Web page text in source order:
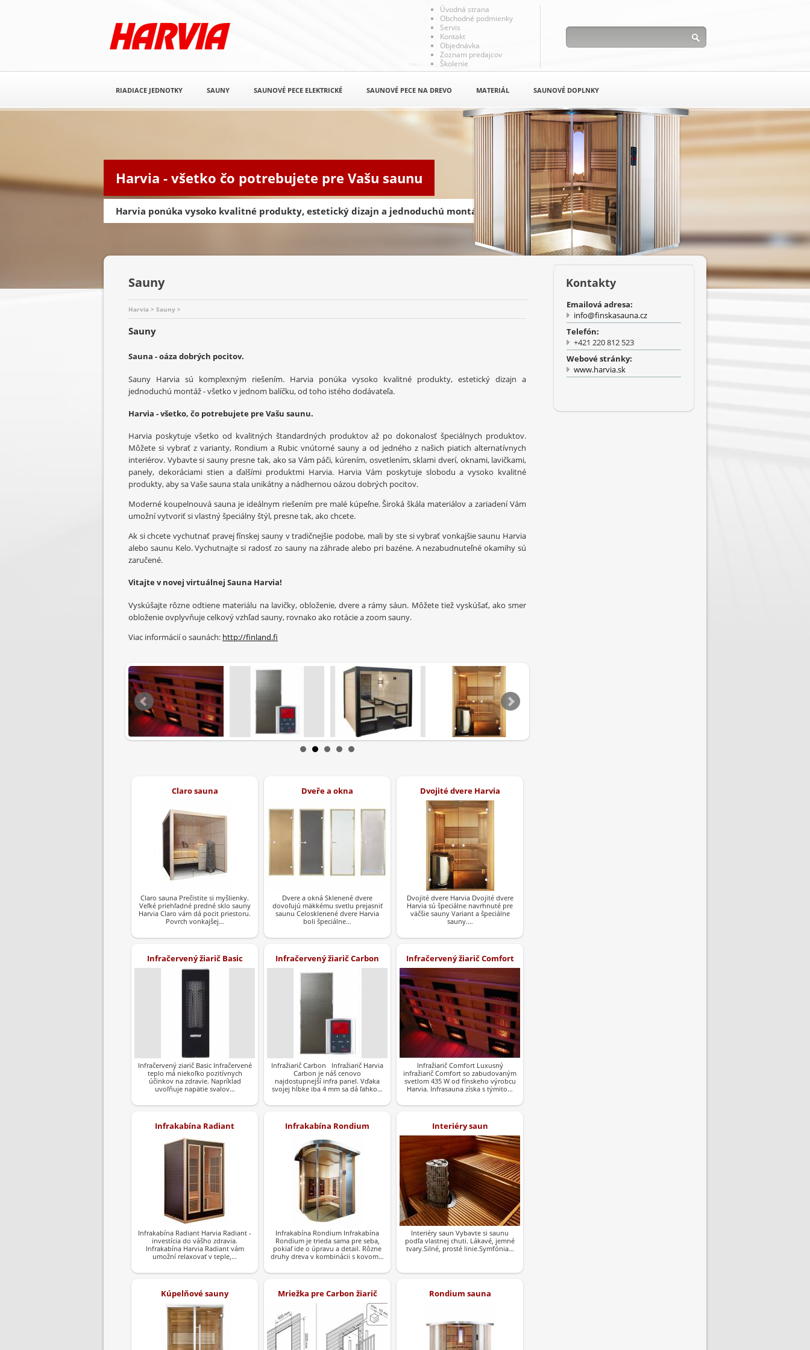
Harvia - všetko čo potrebujete pre Vašu saunu
Harvia ponúka vysoko kvalitné produkty, estetický dizajn a jednoduchú montáž
Úvodná strana
Obchodné podmienky
Servis
Kontakt
Objednávka
Zoznam predajcov
Školenie
RIADIACE JEDNOTKY SAUNY SAUNOVÉ PECE ELEKTRICKÉ SAUNOVÉ PECE NA DREVO MATERIÁL SAUNOVÉ DOPLNKY
Sauny
Harvia > Sauny >
Sauny
Sauna -oáza dobrých pocitov.
Sauny Harvia sú komplexným riešením. Harvia ponúka vysoko kvalitné produkty, estetický dizajn a
jednoduchú montáž -všetko v jednom balíčku,od toho istého dodávateľa.
Harvia - všetko, čo potrebujete pre Vašu saunu.
Harvia poskytuje všetko od kvalitných štandardných produktov až po dokonalosť špeciálnych produktov.
Môžete si vybrať z varianty, Rondium a Rubic vnútorné sauny a od jedného z našich piatich alternatívnych
interiérov. Vybavte si sauny presne tak, ako sa Vám páči, kúrením, osvetlením, sklami dverí, oknami, lavičkami,
panely, dekoráciami stien a ďalšími produktmi Harvia. Harvia Vám poskytuje slobodu a vysoko kvalitné
produkty,abysa Vašesaunastala unikátnya nádhernou oázou dobrých pocitov.
Moderné koupelnouvá sauna je ideálnym riešením pre malé kúpeľne. Široká škála materiálov a zariadení Vám
umožnívytvoriť sivlastnýšpeciálnyštýl, presnetak,ako chcete.
Ak si chcete vychutnať pravej fínskej sauny v tradičnejšie podobe, mali by ste si vybrať vonkajšie saunu Harvia
alebo saunu Kelo. Vychutnajte si radosť zo sauny na záhrade alebo pri bazéne. A nezabudnuteľné okamihy sú
zaručené.
Vitajte v novej virtuálnej Sauna Harvia!
Vyskúšajte rôzne odtiene materiálu na lavičky, obloženie, dvere a rámy sáun. Môžete tiež vyskúšať, ako smer
obloženieovplyvňujecelkovývzhľad sauny, rovnako ako rotácieazoom sauny.
Viac informáciío saunách: http://finland.fi
Claro sauna
Claro sauna Prečistite si myšlienky.
Veľké priehľadné predné sklo sauny
Harvia Claro vám dá pocit priestoru.
Povrch vonkajšej…
Dveře a okna
Dvere a okná Sklenené dvere
dovoľujú mäkkému svetlu prejasniť
saunu Celosklenené dvere Harvia
boli špeciálne…
Dvojité dvere Harvia
Dvojité dvere Harvia Dvojité dvere
Harvia sú špeciálne navrhnuté pre
väčšie sauny Variant a špeciálne
sauny.…
Infračervený žiarič Basic
Infračervený ziarič Basic Infračervené
teplo má niekoľko pozitívnych
účinkov na zdravie. Napríklad
uvoľňuje napätie svalov…
Infračervený žiarič Carbon
Infražiarič Carbon Infražiarič Harvia
Carbon je náš cenovo
najdostupnejší infra panel. Vďaka
svojej hĺbke iba 4 mm sa dá ľahko…
Infračervený žiarič Comfort
Infražiarič Comfort Luxusný
infražiarič Comfort so zabudovaným
svetlom 435 W od fínskeho výrobcu
Harvia. Infrasauna získa s týmito…
Infrakabína Radiant
Infrakabína Radiant Harvia Radiant -
investícia do vášho zdravia.
Infrakabína Harvia Radiant vám
umožní relaxovať v teple,…
Infrakabína Rondium
Infrakabína Rondium Infrakabína
Rondium je trieda sama pre seba,
pokiaľ ide o úpravu a detail. Rôzne
druhy dreva v kombinácii s kovom…
Interiéry saun
Interiéry saun Vybavte si saunu
podľa vlastnej chuti. Lákavé, jemné
tvary.Silné, prosté linie.Symfónia…
Kúpelňové sauny Mriežka pre Carbon žiarič Rondium sauna
Kontakty
Emailová adresa:
info@finskasauna.cz
Telefón:
+421 220 812 523
Webové stránky:
www.harvia.sk